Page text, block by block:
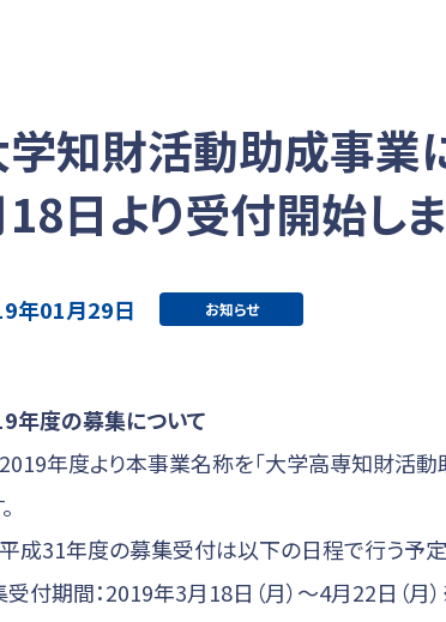
知財活動助成事業
日より受付開始しま
年01月29日 お知らせ
年度の募集について
2019年度より本事業名称を「大学高専知財活
平成31年度の募集受付は以下の日程で行う予定
付期間：2019年3月18日（月）～4月22日（